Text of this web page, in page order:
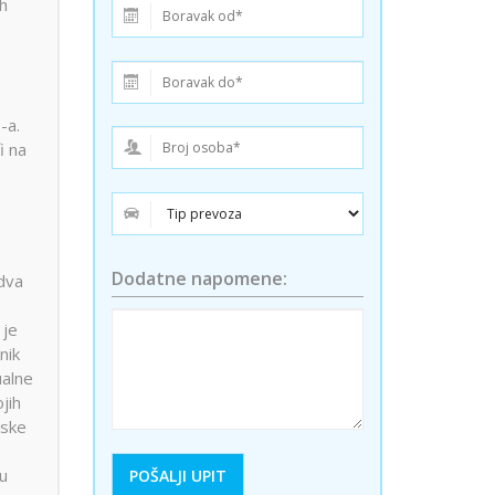
Solun polazak iz Niša
Temišvar polazak iz Niša
a.
na
je
Dodatne napomene: